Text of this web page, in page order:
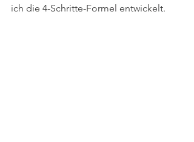
ich die 4-Schritte-Formel entwickelt.